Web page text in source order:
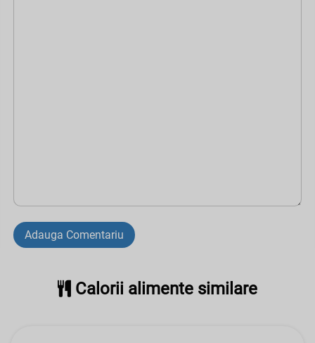
Adauga Comentariu
Calorii alimente similare